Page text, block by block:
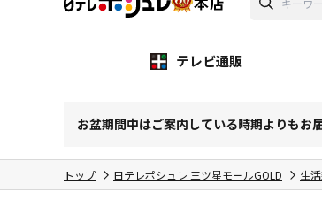
テレビ通販
お盆期間中はご案内している時期よりもお
トップ 日テレポシュレ 三ツ星モールGOLD 生